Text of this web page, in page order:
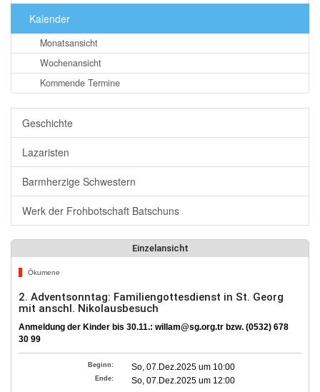
Kalender
Monatsansicht
Wochenansicht
Kommende Termine
Geschichte
Lazaristen
Barmherzige Schwestern
Werk der Frohbotschaft Batschuns
Einzelansicht
Ökumene
2. Adventsonntag: Familiengottesdienst in St. Georg
mit anschl. Nikolausbesuch
Anmeldung der Kinder bis 30.11.: willam@sg.org.tr bzw. (0532) 678
30 99
Beginn: So, 07.Dez.2025 um 10:00
Ende: So, 07.Dez.2025 um 12:00